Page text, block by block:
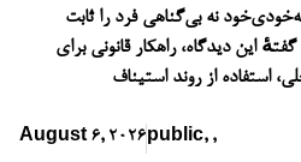
نه بی‌گناهی فرد را ثابت
این دیدگاه، راهکار قانونی برای
استفاده از روند استیناف
August 6, 2026 public, ,